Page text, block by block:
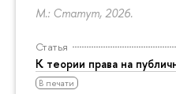
М.: Статут, 2026.
Статья
К теории права на
В печати